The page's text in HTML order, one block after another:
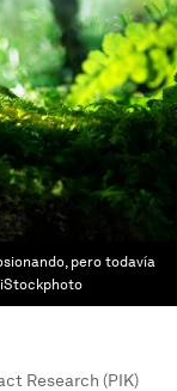
pero todavía
Research (PIK)